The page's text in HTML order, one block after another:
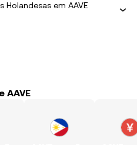
Holandesas em AAVE
AAVE